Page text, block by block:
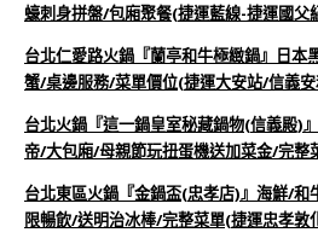
蠔刺身拼盤/包廂聚餐(捷運藍線-捷運國父
台北仁愛路火鍋『蘭亭和牛極緻鍋』日
蟹/桌邊服務/菜單價位(捷運大安站/信義
台北火鍋『這一鍋皇室秘藏鍋物(信義殿)
帝/大包廂/母親節玩扭蛋機送加菜金/完整
台北東區火鍋『金鍋盃(忠孝店)』海鮮/
限暢飲/送明治冰棒/完整菜單(捷運忠孝敦